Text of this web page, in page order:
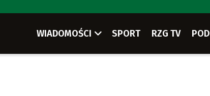
WIADOMOŚCI SPORT RZG TV